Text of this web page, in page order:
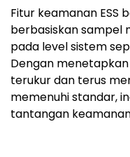
Fitur keamanan ESS
berbasiskan sampel
pada level sistem
Dengan
terukur dan terus
memenuhi standar,
tantangan